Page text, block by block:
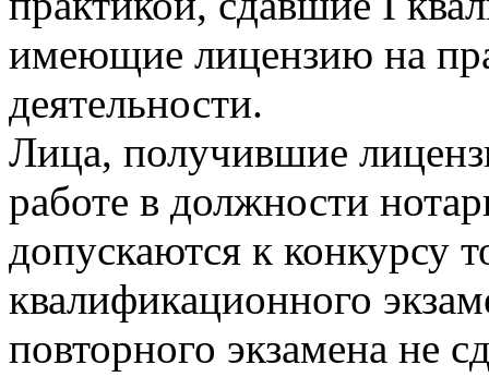
имеющие лицензию на
деятельности.
Лица, получившие
работе в должности
допускаются к конкурсу
квалификационного
повторного экзамена не